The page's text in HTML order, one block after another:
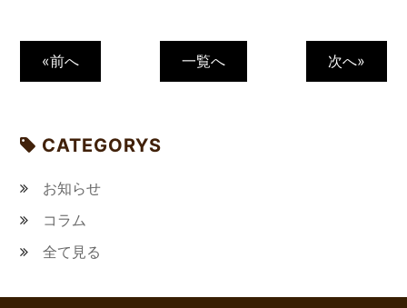
«前へ 一覧へ 次へ»
CATEGORYS
お知らせ
コラム
全て見る